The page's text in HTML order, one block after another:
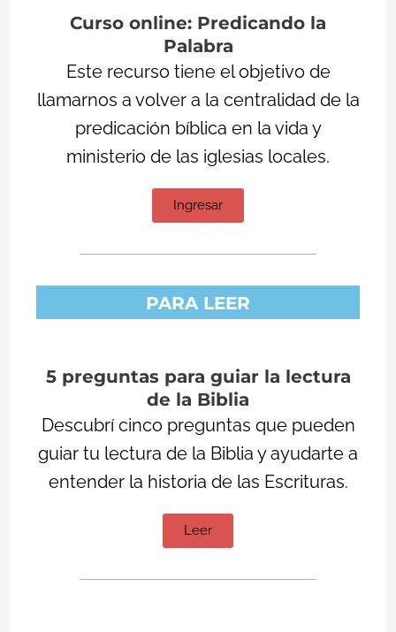
Curso online: Predicando la
Palabra
Este recurso tiene el objetivo de
llamarnos a volver a la centralidad de la
predicación bíblica en la vida y
ministerio de las iglesias locales.
Ingresar
PARA LEER
5 preguntas para guiar la lectura
de la Biblia
Descubrí cinco preguntas que pueden
guiar tu lectura de la Biblia y ayudarte a
entender la historia de las Escrituras.
Leer